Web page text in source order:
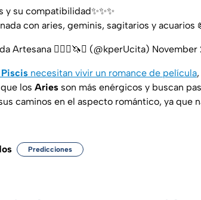
y su compatibilidad✨✨✨
nada con aries, geminis, sagitarios y acuarios
Artesana 🧚🏽‍♀️🦄✨ (@kperUcita) November
Piscis necesitan vivir un romance de película
los Aries son más enérgicos y buscan
caminos en el aspecto romántico, ya que
Predicciones